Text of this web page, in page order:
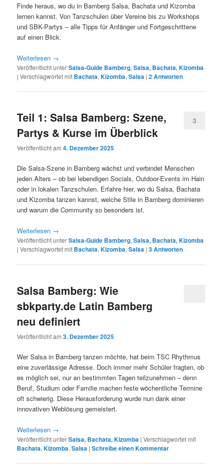
Finde heraus, wo du in Bamberg Salsa, Bachata und Kizomba
lernen kannst. Von Tanzschulen über Vereine bis zu Workshops
und SBK-Partys – alle Tipps für Anfänger und Fortgeschrittene
auf einen Blick.
Weiterlesen →
Veröffentlicht unterSalsa-Guide Bamberg,Salsa, Bachata, Kizomba
|Verschlagwortet mit Bachata,Kizomba,Salsa |2Antworten
Teil 1: Salsa Bamberg: Szene,
Partys & Kurse im Überblick
Veröffentlicht am4. Dezember 2025
3
Die Salsa-Szene in Bamberg wächst und verbindet Menschen
jeden Alters – ob bei lebendigen Socials, Outdoor-Events im Hain
oder in lokalen Tanzschulen. Erfahre hier, wo du Salsa, Bachata
und Kizomba tanzen kannst, welche Stile in Bamberg dominieren
und warum die Community so besonders ist.
Weiterlesen →
Veröffentlicht unterSalsa-Guide Bamberg,Salsa, Bachata, Kizomba
|Verschlagwortet mit Bachata,Kizomba,Salsa |3Antworten
Salsa Bamberg: Wie
sbkparty.de Latin Bamberg
neu definiert
Veröffentlicht am3. Dezember 2025
Wer Salsa in Bamberg tanzen möchte, hat beim TSC Rhythmus
eine zuverlässige Adresse. Doch immer mehr Schüler fragten, ob
es möglich sei, nur an bestimmten Tagen teilzunehmen – denn
Beruf, Studium oder Familie machen feste wöchentliche Termine
oft schwierig. Diese Herausforderung wurde nun dank einer
innovativen Weblösung gemeistert.
Weiterlesen →
Veröffentlicht unterSalsa, Bachata, Kizomba |Verschlagwortet mit
Bachata,Kizomba,Salsa |Schreibe einen Kommentar